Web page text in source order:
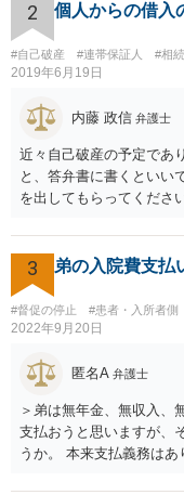
2 個人からの借入
#自己破産 #連帯保証人 #相
2019年6月19日
内藤 政信 弁護士
近々自己破産の予定であ
と、答弁書に書くといい
を出してもらってください
3 弟の入院費支払
#督促の停止 #患者・入所者側
2022年9月20日
匿名A 弁護士
＞弟は無年金、無収入、
支払おうと思いますが、
うか。 本来支払義務は